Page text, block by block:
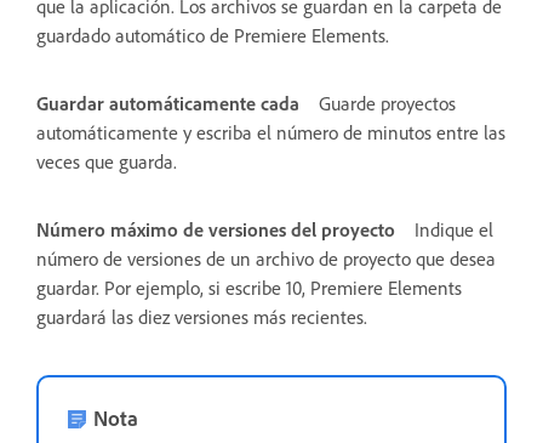
que la aplicación. Los archivos se guardan en la carpeta de
guardado automático de Premiere Elements.
Guardar automáticamente cada
Guarde proyectos
automáticamente y escriba el número de minutos entre las
veces que guarda.
Número máximo de versiones del proyecto
Indique el
número de versiones de un archivo de proyecto que desea
guardar. Por ejemplo, si escribe 10, Premiere Elements
guardará las diez versiones más recientes.
Nota